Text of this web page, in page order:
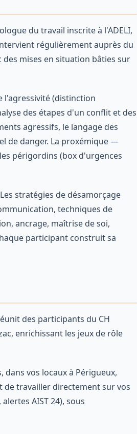
du travail inscrite à l'ADELI,
régulièrement auprès du
des mises en situation bâties sur
l'agressivité (distinction
des étapes d'un conflit et des
agressifs, le langage des
de danger. La proxémique —
périgordins (box d'urgences
Les stratégies de désamorçage
techniques de
ancrage, maîtrise de soi,
participant construit sa
des participants du CH
enrichissant les jeux de rôle
vos locaux à Périgueux,
de travailler directement sur vos
AIST 24), sous